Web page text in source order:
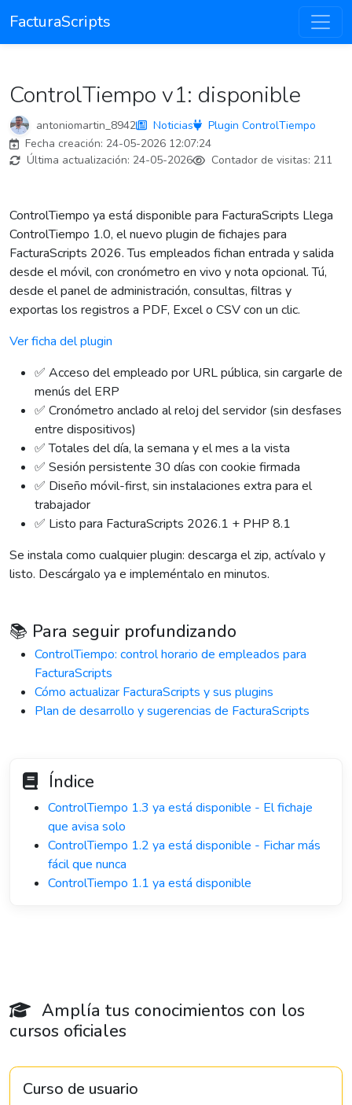
FacturaScripts
ControlTiempo v1: disponible
antoniomartin_8942 Noticias
Plugin ControlTiempo
Fecha creación: 24-05-2026 12:07:24
Última actualización: 24-05-2026 Contador de visitas: 211
ControlTiempo ya está disponible para FacturaScripts Llega
ControlTiempo 1.0, el nuevo plugin de fichajes para
FacturaScripts 2026. Tus empleados fichan entrada y salida
desde el móvil, con cronómetro en vivo y nota opcional. Tú,
desde el panel de administración, consultas, filtras y
exportas los registros a PDF, Excel o CSV con un clic.
Ver ficha del plugin
✅ Acceso del empleado por URL pública, sin cargarle de
menús del ERP
✅ Cronómetro anclado al reloj del servidor (sin desfases
entre dispositivos)
✅ Totales del día, la semana y el mes a la vista
✅ Sesión persistente 30 días con cookie firmada
✅ Diseño móvil-first, sin instalaciones extra para el
trabajador
✅ Listo para FacturaScripts 2026.1 + PHP 8.1
Se instala como cualquier plugin: descarga el zip, actívalo y
listo. Descárgalo ya e impleméntalo en minutos.
📚 Para seguir profundizando
ControlTiempo: control horario de empleados para
FacturaScripts
Cómo actualizar FacturaScripts y sus plugins
Plan de desarrollo y sugerencias de FacturaScripts
Índice
ControlTiempo 1.3 ya está disponible - El fichaje
que avisa solo
ControlTiempo 1.2 ya está disponible - Fichar más
fácil que nunca
ControlTiempo 1.1 ya está disponible
Amplía tus conocimientos con los
cursos oficiales
Curso de usuario